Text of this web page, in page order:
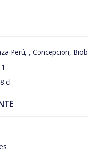
Perú, , Concepcion,